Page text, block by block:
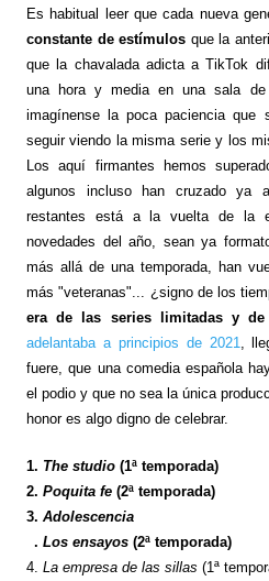
Es habitual leer que cada nueva
constante de estímulos que la
que la chavalada adicta a TikTok
una hora y media en una sala
imagínense la poca paciencia que
seguir viendo la misma serie y los
Los aquí firmantes hemos
algunos incluso han cruzado ya
restantes está a la vuelta de la
novedades del año, sean ya
más allá de una temporada, han
más "veteranas"... ¿signo de los
era de las series limitadas y de
adelantaba a principios de 2021,
fuere, que una comedia española
el podio y que no sea la única
honor es algo digno de celebrar.
1. The studio(1ª temporada)
2. Poquita fe(2ª temporada)
3. Adolescencia
. Los ensayos (2ª temporada)
4. La empresa de las sillas (1ª